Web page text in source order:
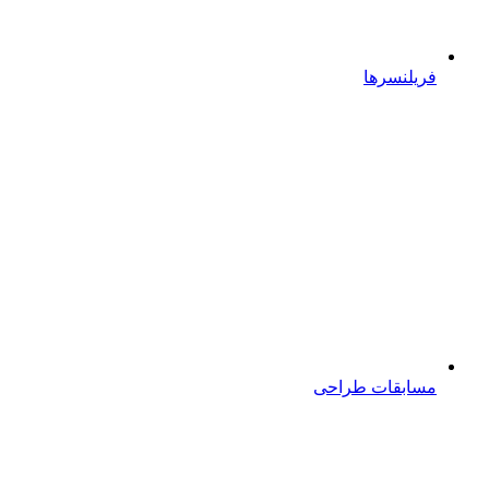
فریلنسرها
مسابقات طراحی